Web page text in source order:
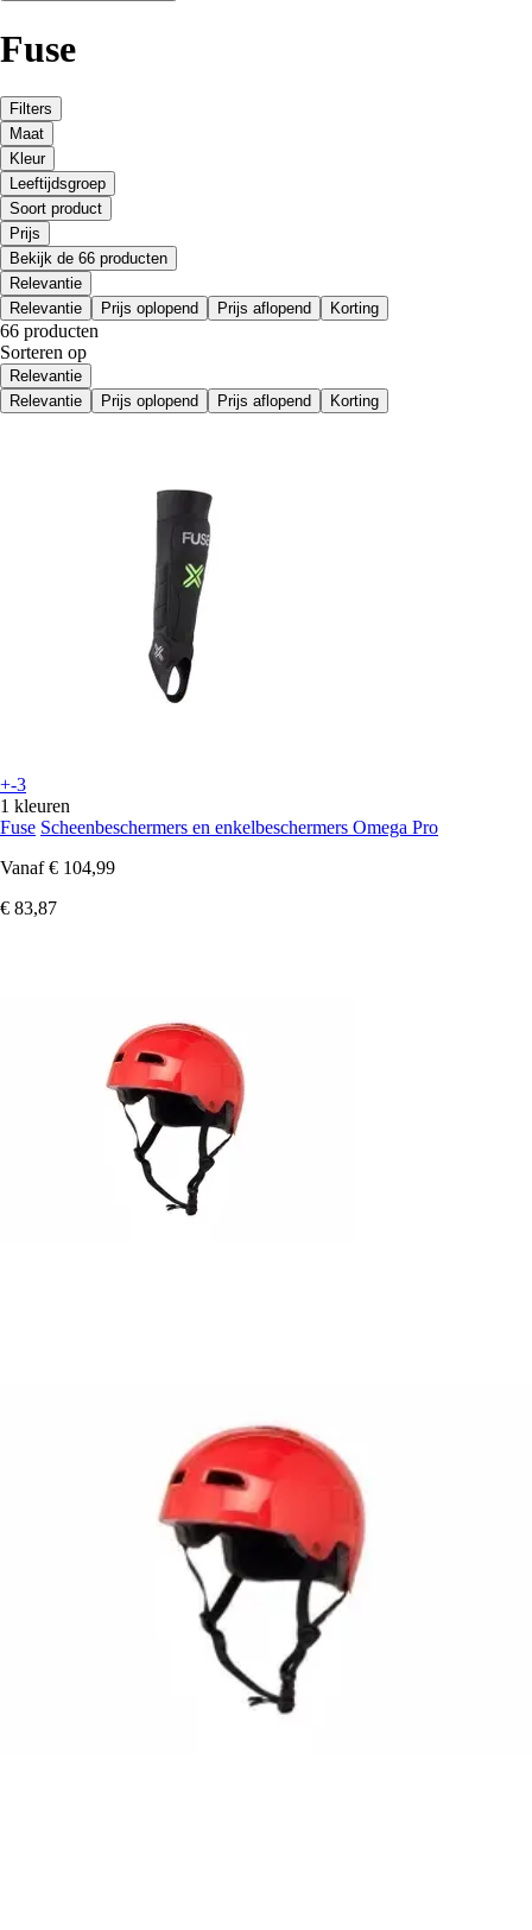
Fuse
Filters
Maat
Kleur
Leeftijdsgroep
Soort product
Prijs
Bekijk de 66 producten
Relevantie
Relevantie
Prijs oplopend Prijs aflopend Korting
66 producten
Sorteren op
Relevantie
Relevantie
Prijs oplopend Prijs aflopend Korting
+-3
1 kleuren
Fuse Scheenbeschermers en enkelbeschermers Omega Pro
Vanaf € 104,99
€ 83,87